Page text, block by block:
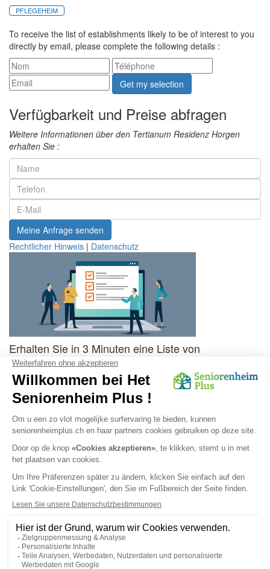
PFLEGEHEIM
To receive the list of establishments likely to be of interest to you
directly by email, please complete the following details :
Get my selection
Verfügbarkeit und Preise abfragen
Weitere Informationen über den Tertianum Residenz Horgen
erhalten Sie :
Meine Anfrage senden
Rechtlicher Hinweis | Datenschutz
Erhalten Sie in 3 Minuten eine Liste von
Einrichtungen, die Ihren Kriterien entsprechen !
Einfach, schnell und kostenlos
Aktuelle Preise und Verfügbarkeit
Vereinbarung von Besuchen in Einrichtungen
STARTEN
eine Liste erhalten
Schutz persönlicher Daten
© 2026 Seniorenheim Plus - Alle Rechte vorbehalten.